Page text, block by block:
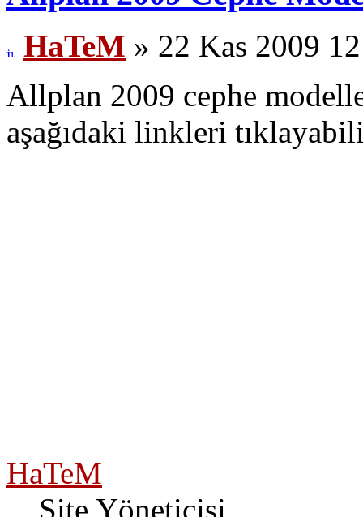
HaTeM » 22 Kas 2009
Allplan 2009 cephe
aşağıdaki linkleri
HaTeM
Site Yöneticisi